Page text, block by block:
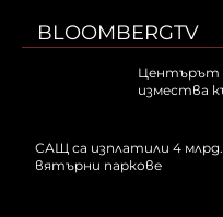
BLOOMBERGTV
Центърът
измества
САЩ са изплатили 4
вятърни паркове